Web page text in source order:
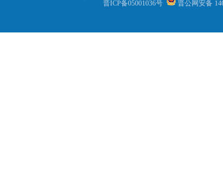
晋ICP备05001036号
晋公网安备